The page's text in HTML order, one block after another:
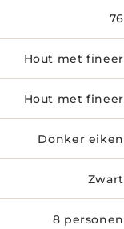
76
Hout met fineer
Hout met fineer
Donker eiken
Zwart
8 personen